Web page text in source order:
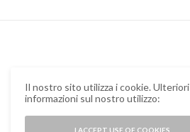
Il nostro sito utilizza i cookie. Ulteriori
informazioni sul nostro utilizzo:
I ACCEPT USE OF COOKIES